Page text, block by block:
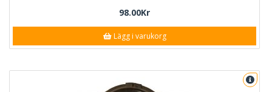
98.00Kr
Lägg i varukorg